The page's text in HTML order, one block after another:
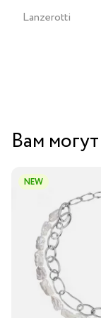
Lanzerotti
Вам
NEW